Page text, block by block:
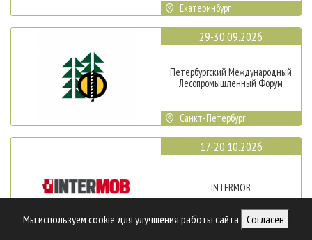
Мы используем cookie для улучшения работы сайта Согласен
Екатеринбург
29-30.09.2026
Петербургский Международный
Лесопромышленный Форум
Санкт-Петербург
17-20.10.2026
INTERMOB
Стамбул, Турция